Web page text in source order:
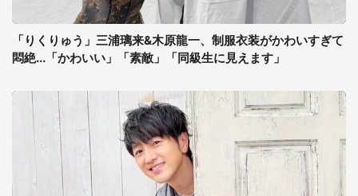
「りくりゅう」三浦璃来&木原龍一、制服衣装がかわいすぎて
悶絶...「かわいい」「素敵」「同級生に見えます」